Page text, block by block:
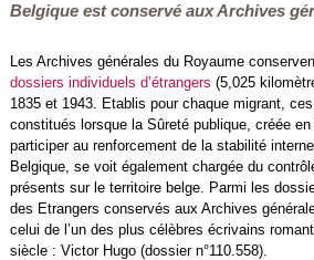
Belgique est conservé aux Archives
Les Archives générales du Royaume
dossiers individuels d’étrangers (5,025
1835 et 1943. Etablis pour chaque migrant,
constitués lorsque la Sûreté publique, créée
participer au renforcement de la stabilité
Belgique, se voit également chargée du
présents sur le territoire belge. Parmi les
des Etrangers conservés aux Archives
celui de l’un des plus célèbres écrivains
siècle : Victor Hugo (dossier n°110.558).